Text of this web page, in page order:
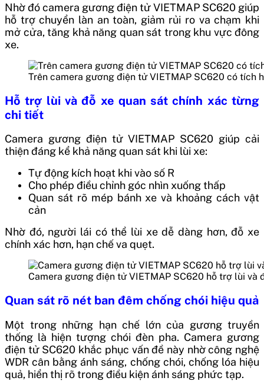
Nhờ đó camera gương điện tử VIETMAP SC620 giúp
hỗ trợ chuyển làn an toàn, giảm rủi ro va chạm khi
mở cửa, tăng khả năng quan sát trong khu vực đông
xe.
Trên camera gương điện tử VIETMAP SC620 có tích
Hỗ trợ lùi và đỗ xe quan sát chính xác từng
chi tiết
Camera gương điện tử VIETMAP SC620 giúp cải
thiện đáng kể khả năng quan sát khi lùi xe:
Tự động kích hoạt khi vào số R
Cho phép điều chỉnh góc nhìn xuống thấp
Quan sát rõ mép bánh xe và khoảng cách vật
cản
Nhờ đó, người lái có thể lùi xe dễ dàng hơn, đỗ xe
chính xác hơn, hạn chế va quẹt.
Camera gương điện tử VIETMAP SC620 hỗ trợ lùi và
Quan sát rõ nét ban đêm chống chói hiệu quả
Một trong những hạn chế lớn của gương truyền
thống là hiện tượng chói đèn pha. Camera gương
điện tử SC620 khắc phục vấn đề này nhờ công nghệ
WDR cân bằng ánh sáng, chống chói, chống lóa hiệu
quả, hiển thị rõ trong điều kiện ánh sáng phức tạp.